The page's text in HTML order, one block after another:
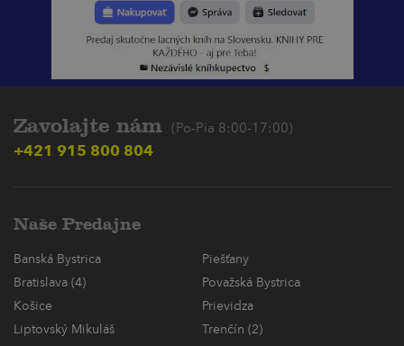
Zavolajte nám (Po-Pia 8:00-17:00)
+421 915 800 804
Naše Predajne
Banská Bystrica
Piešťany
Bratislava (4)
Považská Bystrica
Košice
Prievidza
Liptovský Mikuláš
Trenčín (2)